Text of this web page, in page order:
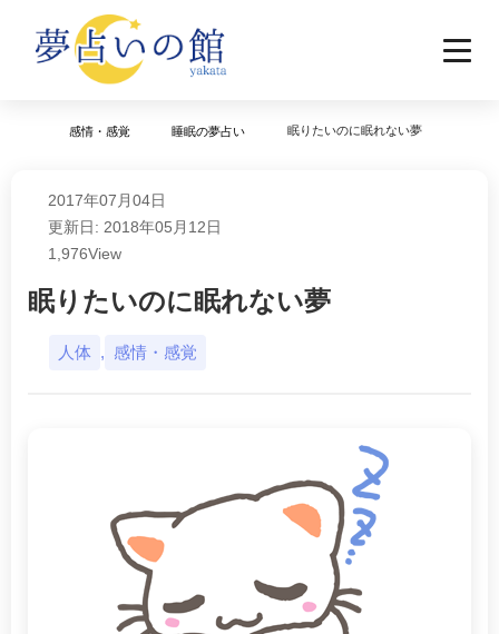
感情・感覚 睡眠の夢占い 眠りたいのに眠れない夢
2017年07月04日
更新日: 2018年05月12日
1,976View
眠りたいのに眠れない夢
人体 , 感情・感覚